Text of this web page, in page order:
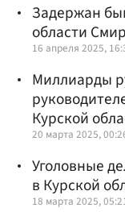
Задержан
области
16 апреля 2025,
Миллиарды
Курской
20 марта 2025,
Уголовные
в Курской
18 марта 2025,